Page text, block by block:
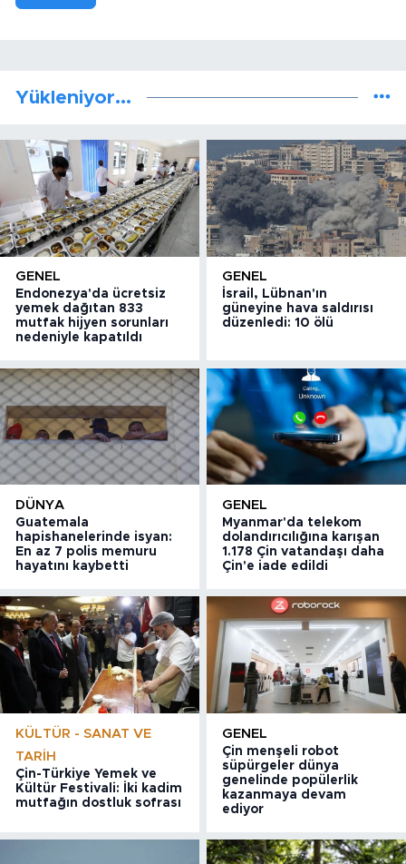
Yükleniyor...
GENEL
Endonezya'da ücretsiz
yemek dağıtan 833
mutfak hijyen sorunları
nedeniyle kapatıldı
GENEL
İsrail, Lübnan'ın
güneyine hava saldırısı
düzenledi: 10 ölü
DÜNYA
Guatemala
hapishanelerinde isyan:
En az 7 polis memuru
hayatını kaybetti
GENEL
Myanmar'da telekom
dolandırıcılığına karışan
1.178 Çin vatandaşı daha
Çin'e iade edildi
KÜLTÜR - SANAT VE
TARIH
Çin-Türkiye Yemek ve
Kültür Festivali: İki kadim
mutfağın dostluk sofrası
GENEL
Çin menşeli robot
süpürgeler dünya
genelinde popülerlik
kazanmaya devam
ediyor